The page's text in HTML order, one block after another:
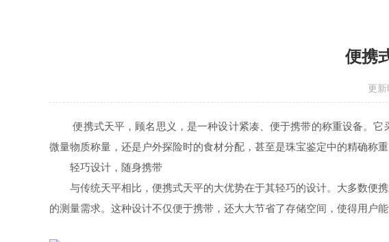
便携
更
便携式天平，顾名思义，是一种设计紧凑、便于携带的称重设备。它
微量物质称量，还是户外探险时的食材分配，甚至是珠宝鉴定中的精确称
轻巧设计，随身携带
与传统天平相比，便携式天平的大优势在于其轻巧的设计。大多数便携
的测量需求。这种设计不仅便于携带，还大大节省了存储空间，使得用户能